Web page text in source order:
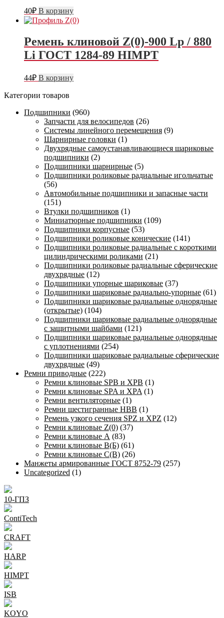
40₽ В корзину
Ремень клиновой Z(0)-900 Lp / 880
Li ГОСТ 1284-89 HIMPT
44₽ В корзину
Категории товаров
Подшипники (960)
Запчасти для велосипедов (26)
Системы линейного перемещения (9)
Шарнирные головки (1)
Двухрядные самоустанавливающиеся шариковые
подшипники (2)
Подшипники шарнирные (5)
Подшипники роликовые радиальные игольчатые
(56)
Автомобильные подшипники и запасные части
(151)
Втулки подшипников (1)
Миниатюрные подшипники (109)
Подшипники корпусные (53)
Подшипники роликовые конические (141)
Подшипники роликовые радиальные с короткими
цилиндрическими роликами (21)
Подшипники роликовые радиальные сферические
двухрядные (12)
Подшипники упорные шариковые (37)
Подшипники шариковые радиально-упорные (61)
Подшипники шариковые радиальные однорядные
(открытые) (104)
Подшипники шариковые радиальные однорядные
с защитными шайбами (121)
Подшипники шариковые радиальные однорядные
с уплотнениями (254)
Подшипники шариковые радиальные сферические
двухрядные (49)
Ремни приводные (222)
Ремни клиновые SPB и XPB (1)
Ремни клиновые SPA и XPA (1)
Ремни вентиляторные (1)
Ремни шестигранные HBB (1)
Ремень узкого сечения SPZ и XPZ (12)
Ремни клиновые Z(0) (37)
Ремни клиновые А (83)
Ремни клиновые В(Б) (61)
Ремни клиновые С(В) (26)
Манжеты армированные ГОСТ 8752-79 (257)
Uncategorized (1)
10-ГПЗ
ContiTech
CRAFT
HARP
HIMPT
ISB
KOYO